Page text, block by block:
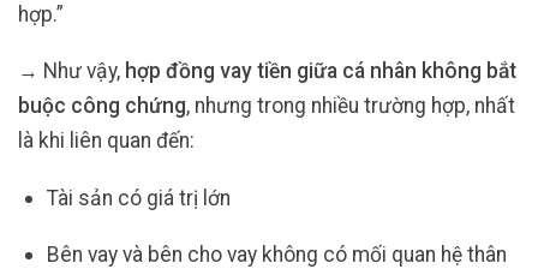
hợp.”
→ Như vậy, hợp đồng vay tiền giữa cá nhân không bắt
buộc công chứng, nhưng trong nhiều trường hợp, nhất
là khi liên quan đến:
Tài sản có giá trị lớn
Bên vay và bên cho vay không có mối quan hệ thân